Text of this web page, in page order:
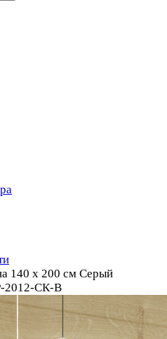
140 х 200 см Серый
2012-СК-В